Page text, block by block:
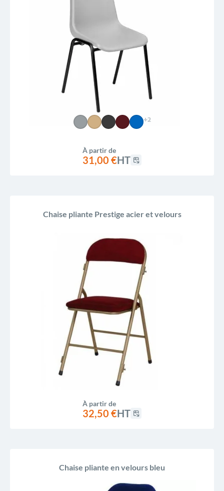
+2
À partir de
31,00 €HT
Chaise pliante Prestige acier et velours
À partir de
32,50 €HT
Chaise pliante en velours bleu